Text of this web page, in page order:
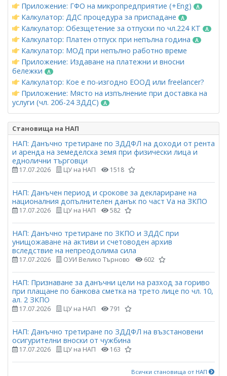
Приложение: ГФО на микропредприятие (+Eng)
Калкулатор: ДДС процедура за приспадане
Калкулатор: Обезщетение за отпуски по чл.224 КТ
Калкулатор: Платен отпуск при непълна година
Калкулатор: МОД при непълно работно време
Приложение: Издаване на платежни и вносни
бележки
Калкулатор: Кое е по-изгодно ЕООД или freelancer?
Приложение: Място на изпълнение при доставка на
услуги (чл. 20б-24 ЗДДС)
Становища на НАП
НАП: Данъчно третиране по ЗДДФЛ на доходи от рента
и аренда на земеделска земя при физически лица и
еднолични търговци
17.07.2026 ЦУ на НАП 1518
НАП: Данъчен период и срокове за деклариране на
националния допълнителен данък по част Vа на ЗКПО
17.07.2026 ЦУ на НАП 582
НАП: Данъчно третиране по ЗКПО и ЗДДС при
унищожаване на активи и счетоводен архив
вследствие на непреодолима сила
17.07.2026 ОУИ Велико Търново 602
НАП: Признаване за данъчни цели на разход за гориво
при плащане по банкова сметка на трето лице по чл. 10,
ал. 2 ЗКПО
17.07.2026 ЦУ на НАП 791
НАП: Данъчно третиране по ЗДДФЛ на възстановени
осигурителни вноски от чужбина
17.07.2026 ЦУ на НАП 163
Всички становища от НАП